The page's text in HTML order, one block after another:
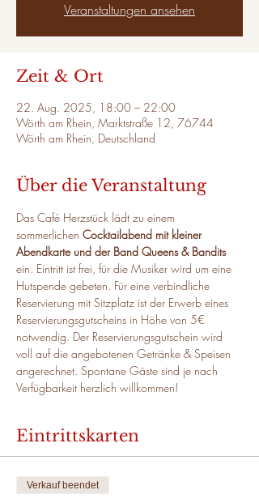
Veranstaltungen ansehen
Zeit & Ort
22. Aug. 2025, 18:00 – 22:00
Wörth am Rhein, Marktstraße 12, 76744
Wörth am Rhein, Deutschland
Über die Veranstaltung
Das Café Herzstück lädt zu einem
sommerlichen Cocktailabend mit kleiner
Abendkarte und der Band Queens & Bandits
ein. Eintritt ist frei, für die Musiker wird um eine
Hutspende gebeten. Für eine verbindliche
Reservierung mit Sitzplatz ist der Erwerb eines
Reservierungsgutscheins in Höhe von 5€
notwendig. Der Reservierungsgutschein wird
voll auf die angebotenen Getränke & Speisen
angerechnet. Spontane Gäste sind je nach
Verfügbarkeit herzlich willkommen!
Eintrittskarten
Verkauf beendet